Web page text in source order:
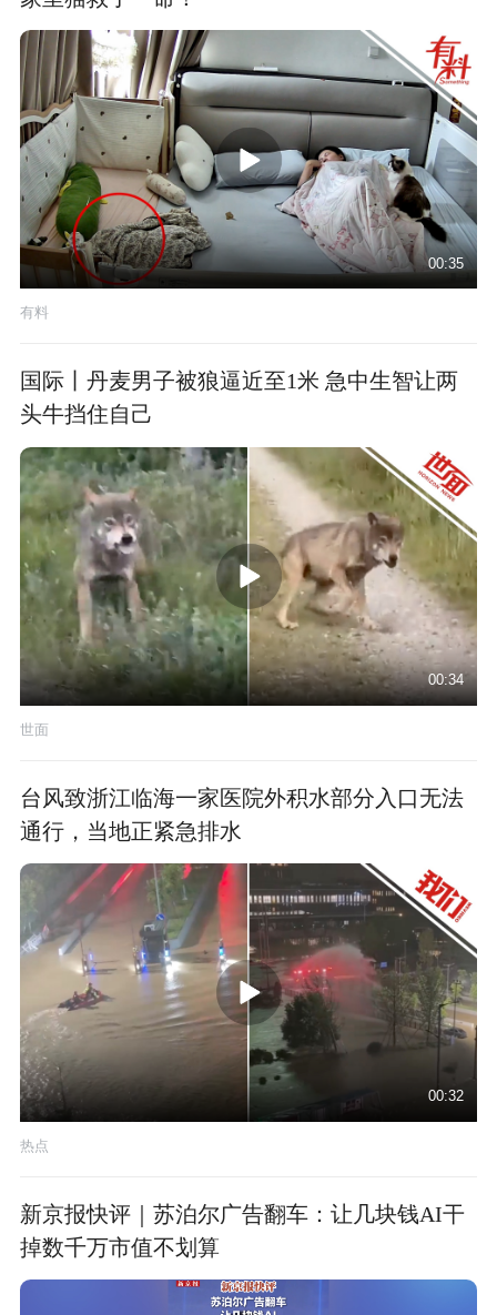
00:35
有料
国际丨丹麦男子被狼逼近至1米 急中生智让两
头牛挡住自己
00:34
世面
台风致浙江临海一家医院外积水部分入口无法
通行，当地正紧急排水
00:32
热点
新京报快评｜苏泊尔广告翻车：让几块钱AI干
掉数千万市值不划算